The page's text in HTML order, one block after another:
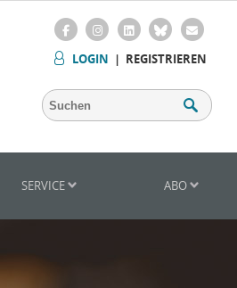
LOGIN | REGISTRIEREN
SERVICE ABO